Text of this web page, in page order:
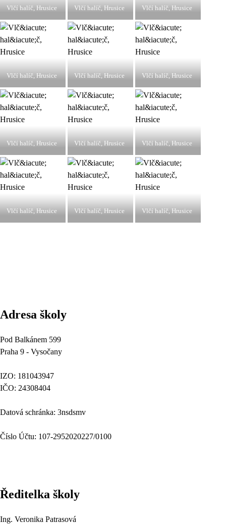
Vlčí halíč, Hrusice Vlčí halíč, Hrusice Vlčí halíč, Hrusice
Vlčí halíč, Hrusice Vlčí halíč, Hrusice Vlčí halíč, Hrusice
Vlčí halíč, Hrusice Vlčí halíč, Hrusice Vlčí halíč, Hrusice
Vlčí halíč, Hrusice Vlčí halíč, Hrusice Vlčí halíč, Hrusice
Adresa školy
Pod Balkánem 599
Praha 9 - Vysočany
IZO: 181043947
IČO: 24308404
Datová schránka: 3nsdsmv
Číslo Účtu: 107-2952020227/0100
Ředitelka školy
Ing. Veronika Patrasová